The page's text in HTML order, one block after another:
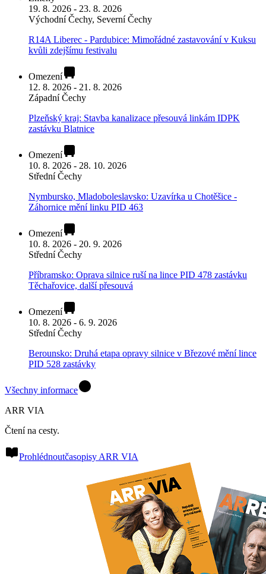
19. 8. 2026 - 23. 8. 2026
Východní Čechy, Severní Čechy
R14A Liberec - Pardubice: Mimořádné zastavování v Kuksu
kvůli zdejšímu festivalu
Omezení
12. 8. 2026 - 21. 8. 2026
Západní Čechy
Plzeňský kraj: Stavba kanalizace přesouvá linkám IDPK
zastávku Blatnice
Omezení
10. 8. 2026 - 28. 10. 2026
Střední Čechy
Nymbursko, Mladoboleslavsko: Uzavírka u Chotěšice -
Záhornice mění linku PID 463
Omezení
10. 8. 2026 - 20. 9. 2026
Střední Čechy
Příbramsko: Oprava silnice ruší na lince PID 478 zastávku
Těchařovice, další přesouvá
Omezení
10. 8. 2026 - 6. 9. 2026
Střední Čechy
Berounsko: Druhá etapa opravy silnice v Březové mění lince
PID 528 zastávky
Všechny informace
ARR VIA
Čtení na cesty.
Prohlédnoutčasopisy ARR VIA